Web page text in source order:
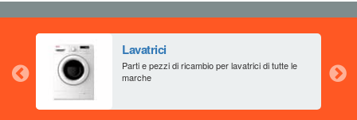
Lavatrici
Parti e pezzi di ricambio per lavatrici di tutte le
marche